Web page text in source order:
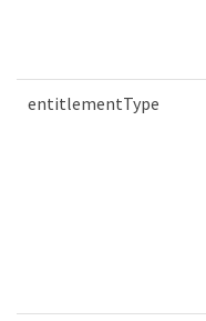
entitlementType